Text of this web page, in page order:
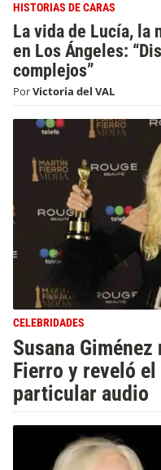
HISTORIAS DE CARAS
La vida de Lucía, la
en Los Ángeles:
complejos”
PorVictoria del VAL
CELEBRIDADES
Susana
Fierro y reveló
particular audio